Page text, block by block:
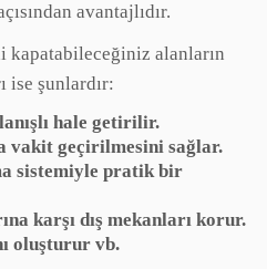
avantajlıdır.
kapatabileceğiniz alanların
ise şunlardır:
hale getirilir.
vakit geçirilmesini sağlar.
sistemiyle pratik bir
karşı dış mekanları korur.
oluşturur vb.